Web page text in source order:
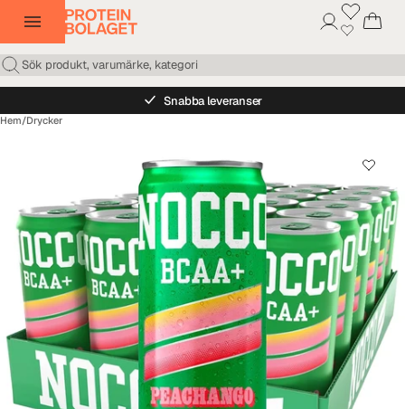
Snabba leveranser
Hem/Drycker